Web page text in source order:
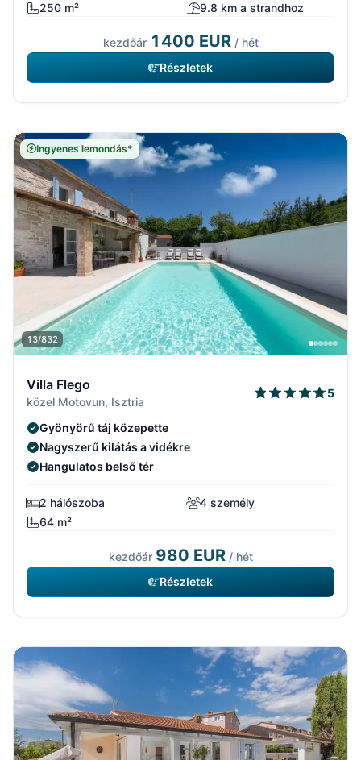
250 m²
9.8 km a strandhoz
kezdőár 1400 EUR/ hét
Részletek
Ingyenes lemondás*
13/832
Villa Flego
közel Motovun, Isztria
5
Gyönyörű táj közepette
Nagyszerű kilátás a vidékre
Hangulatos belső tér
2 hálószoba
4 személy
64 m²
kezdőár 980 EUR/ hét
Részletek